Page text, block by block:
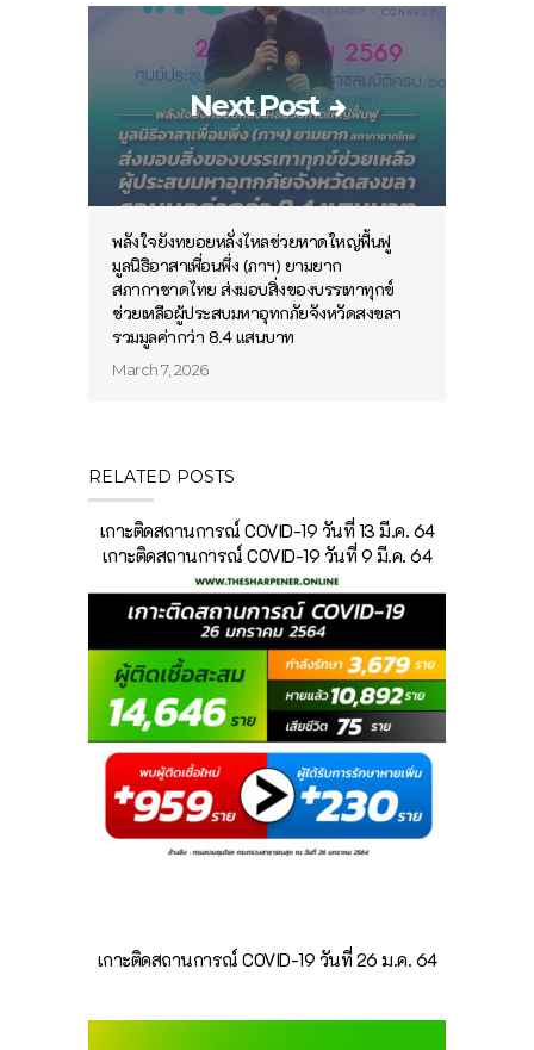
Next Post
พลังใจยังทยอยหลั่งไหลช่วยหาดใหญ่ฟื้นฟู
มูลนิธิอาสาเพื่อนพึ่ง (ภาฯ) ยามยาก
สภากาชาดไทย ส่งมอบสิ่งของบรรเทาทุกข์
ช่วยเหลือผู้ประสบมหาอุทกภัยจังหวัดสงขลา
รวมมูลค่ากว่า 8.4 แสนบาท
March 7, 2026
RELATED POSTS
เกาะติดสถานการณ์ COVID-19 วันที่ 13 มี.ค. 64
เกาะติดสถานการณ์ COVID-19 วันที่ 9 มี.ค. 64
เกาะติดสถานการณ์ COVID-19 วันที่ 26 ม.ค. 64